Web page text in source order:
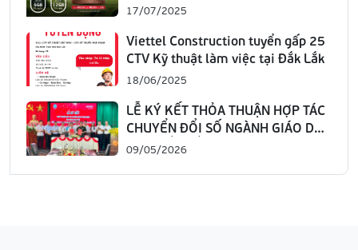
Roaming hiện hành
17/07/2025
Viettel Construction tuyển gấp 25
CTV Kỹ thuật làm việc tại Đắk Lắk
18/06/2025
LỄ KÝ KẾT THỎA THUẬN HỢP TÁC
CHUYỂN ĐỔI SỐ NGÀNH GIÁO DỤC
TỈNH ĐẮK LẮK GIAI ĐOẠN 2026 –
09/05/2026